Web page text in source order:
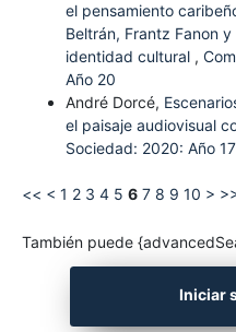
el pensamiento
Beltrán, Frantz Fanon
identidad cultural ,
Año 20
André Dorcé,
el paisaje audiovisual
Sociedad: 2020: Año 17
<< < 1 2 3 4 5 6 7 8 9 10 >
También puede
Iniciar